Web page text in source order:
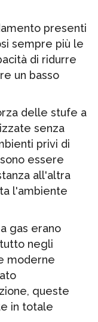
presenti
sempre più le
di ridurre
un basso
delle stufe a
senza
privi di
essere
all'altra
l'ambiente
gas erano
negli
moderne
queste
in totale